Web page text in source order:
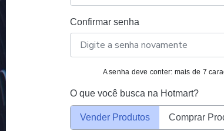
Confirmar senha
A senha deve conter: mais de 7
O que você busca na Hotmart?
Vender Produtos Comprar